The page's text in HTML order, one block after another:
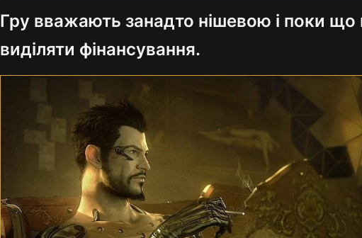
Гру вважають занадто нішевою і поки що
виділяти фінансування.